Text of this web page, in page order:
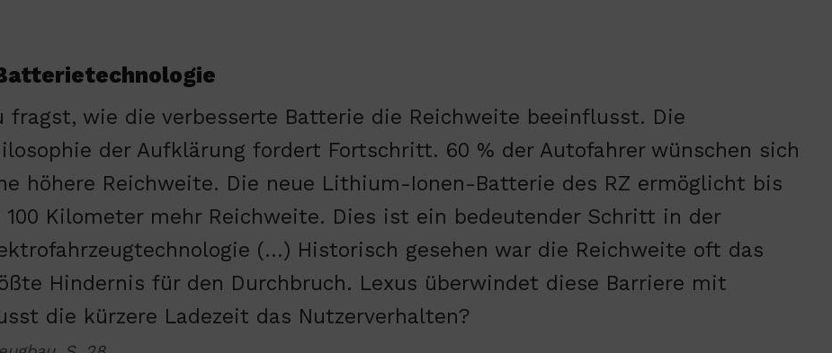
fragst, wie die verbesserte Batterie die Reichweite beeinflusst. Die
der Aufklärung fordert Fortschritt. 60 % der Autofahrer wünschen sich
höhere Reichweite. Die neue Lithium-Ionen-Batterie des RZ ermöglicht bis
100 Kilometer mehr Reichweite. Dies ist ein bedeutender Schritt in der
(…) Historisch gesehen war die Reichweite oft das
Hindernis für den Durchbruch. Lexus überwindet diese Barriere mit
die kürzere Ladezeit das Nutzerverhalten?